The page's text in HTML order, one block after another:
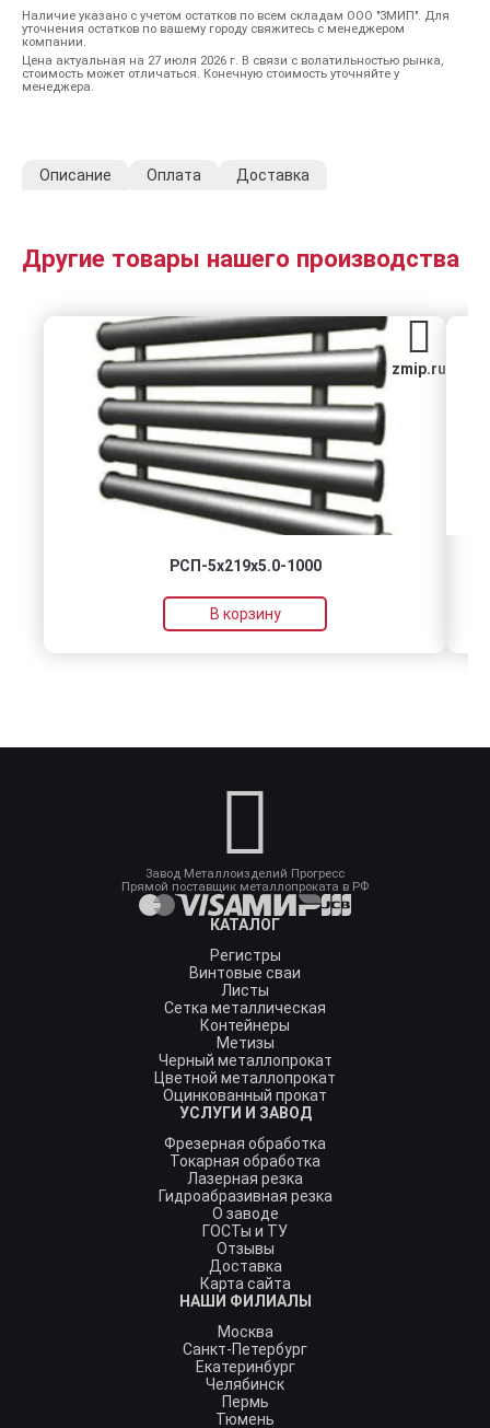
Наличие указано с учетом остатков по всем складам ООО "ЗМИП". Для
уточнения остатков по вашему городу свяжитесь с менеджером
компании.
Цена актуальная на 27 июля 2026 г. В связи с волатильностью рынка,
стоимость может отличаться. Конечную стоимость уточняйте у
менеджера.
Описание Оплата Доставка
Другие товары нашего производства
zmip.ru
РСП-5x219x5.0-1000
В корзину
Завод Металлоизделий Прогресс
Прямой поставщик металлопроката в РФ
КАТАЛОГ
Регистры
Винтовые сваи
Листы
Сетка металлическая
Контейнеры
Метизы
Черный металлопрокат
Цветной металлопрокат
Оцинкованный прокат
УСЛУГИ И ЗАВОД
Фрезерная обработка
Токарная обработка
Лазерная резка
Гидроабразивная резка
О заводе
ГОСТы и ТУ
Отзывы
Доставка
Карта сайта
НАШИ ФИЛИАЛЫ
Москва
Санкт-Петербург
Екатеринбург
Челябинск
Пермь
Тюмень